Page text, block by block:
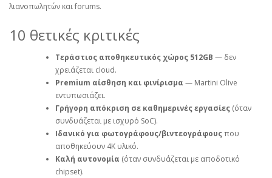
λιανοπωλητών και forums.
10 θετικές κριτικές
Τεράστιος αποθηκευτικός χώρος 512GB — δεν
χρειάζεται cloud.
Premium αίσθηση και φινίρισμα — Martini Olive
εντυπωσιάζει.
Γρήγορη απόκριση σε καθημερινές εργασίες (όταν
συνδυάζεται με ισχυρό SoC).
Ιδανικό για φωτογράφους/βιντεογράφουςπου
αποθηκεύουν 4K υλικό.
Καλή αυτονομία (όταν συνδυάζεται με αποδοτικό
chipset).